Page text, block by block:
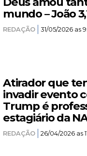
mundo – João
REDAÇÃO 31/05/2026 as
Atirador que
invadir evento
Trump é
estagiário da
REDAÇÃO 26/04/2026 as